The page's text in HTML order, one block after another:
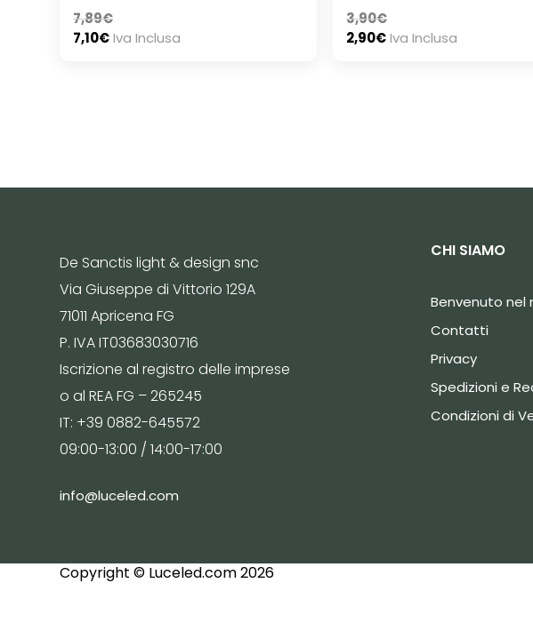
7,89€
7,10€Iva Inclusa
3,90€
2,90€Iva Inclusa
De Sanctis light & design snc
Via Giuseppe di Vittorio 129A
71011 Apricena FG
P. IVA IT03683030716
Iscrizione al registro delle imprese
o al REA FG – 265245
IT: +39 0882-645572
09:00-13:00 / 14:00-17:00
info@luceled.com
CHI SIAMO
Benvenuto nel
Contatti
Privacy
Spedizioni e
Condizioni di
Copyright © Luceled.com 2026